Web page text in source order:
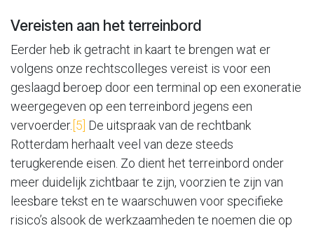
Vereisten aan het terreinbord
Eerder heb ik getracht in kaart te brengen wat er
volgens onze rechtscolleges vereist is voor een
geslaagd beroep door een terminal op een exoneratie
weergegeven op een terreinbord jegens een
vervoerder. [5] De uitspraak van de rechtbank
Rotterdam herhaalt veel van deze steeds
terugkerende eisen. Zo dient het terreinbord onder
meer duidelijk zichtbaar te zijn, voorzien te zijn van
leesbare tekst en te waarschuwen voor specifieke
risico’s alsook de werkzaamheden te noemen die op